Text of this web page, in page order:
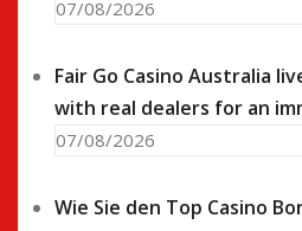
07/08/2026
Fair Go Casino Australia
with real dealers for an
07/08/2026
Wie Sie den Top Casino